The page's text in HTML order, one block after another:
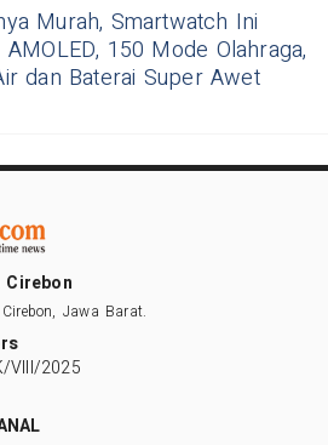
Murah, Smartwatch Ini
AMOLED, 150 Mode Olahraga,
dan Baterai Super Awet
Cirebon
Jawa Barat.
VIII/2025